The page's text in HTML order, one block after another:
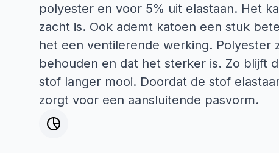
polyester en voor 5% uit elastaan. Het
zacht is. Ook ademt katoen een stuk
het een ventilerende werking.
behouden en dat het sterker is. Zo blijft
stof langer mooi. Doordat de stof
zorgt voor een aansluitende pasvorm.